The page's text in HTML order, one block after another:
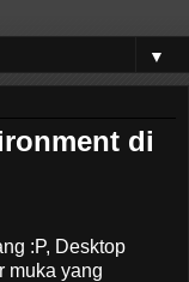
▼
di
:P, Desktop
muka yang